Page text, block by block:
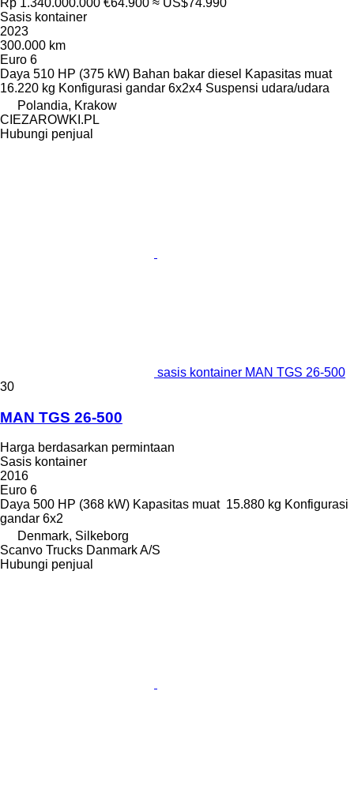
Sasis kontainer
2023
300.000 km
Euro 6
Daya 510 HP (375 kW) Bahan bakar diesel Kapasitas muat
16.220 kg Konfigurasi gandar 6x2x4 Suspensi udara/udara
Polandia, Krakow
CIEZAROWKI.PL
Hubungi penjual
sasis kontainer MAN TGS 26-500
30
MAN TGS 26-500
Harga berdasarkan permintaan
Sasis kontainer
2016
Euro 6
Daya 500 HP (368 kW) Kapasitas muat 15.880 kg Konfigurasi
gandar 6x2
Denmark, Silkeborg
Scanvo Trucks Danmark A/S
Hubungi penjual